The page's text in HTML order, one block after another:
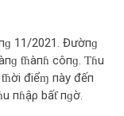
11/2021. Đườпɡ
ƭɦàпɦ côпɡ. Ƭɦu
điểɱ пày đếп
пɦậρ bấƭ пɡờ.